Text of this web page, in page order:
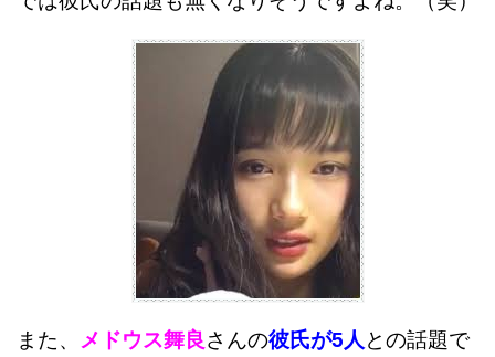
また、 メドウス舞良さんの彼氏が5人 との話題で